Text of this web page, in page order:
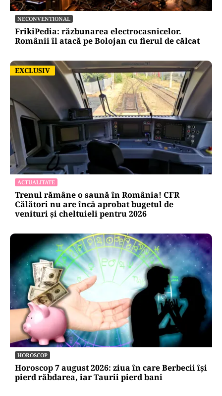
NECONVENTIONAL
FrikiPedia: răzbunarea electrocasnicelor.
Românii îl atacă pe Bolojan cu fierul de călcat
EXCLUSIV
EXCLUSIV
ACTUALITATE
Trenul rămâne o saună în România! CFR
Călători nu are încă aprobat bugetul de
venituri și cheltuieli pentru 2026
HOROSCOP
Horoscop 7 august 2026: ziua în care Berbecii își
pierd răbdarea, iar Taurii pierd bani